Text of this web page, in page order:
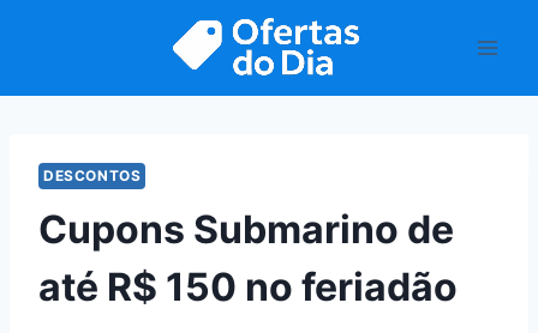
DESCONTOS
Cupons Submarino de
até R$ 150 no feriadão